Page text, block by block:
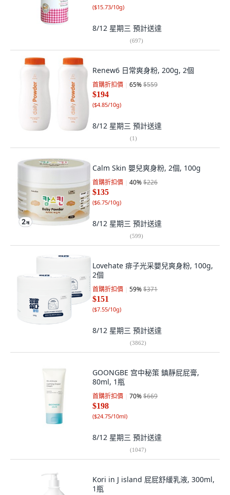
($15.73/10g)
8/12 星期三 預計送達
(697)
Renew6 日常爽身粉, 200g, 2個
首購折扣價 65%$559
$194
($4.85/10g)
8/12 星期三 預計送達
(1)
Calm Skin 嬰兒爽身粉, 2個, 100g
首購折扣價 40%$226
$135
($6.75/10g)
8/12 星期三 預計送達
(599)
Lovehate 痱子光采嬰兒爽身粉, 100g,
2個
首購折扣價 59%$371
$151
($7.55/10g)
8/12 星期三 預計送達
(3862)
GOONGBE 宫中秘策 鎮靜屁屁膏,
80ml, 1瓶
首購折扣價 70%$669
$198
($24.75/10ml)
8/12 星期三 預計送達
(1047)
Kori in J island 屁屁舒緩乳液, 300ml,
1瓶